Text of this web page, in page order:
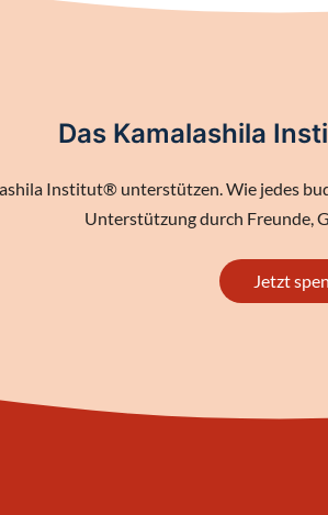
Das Kamalashila
Institut® unterstützen. Wie jedes
Unterstützung durch Freunde,
Jetzt